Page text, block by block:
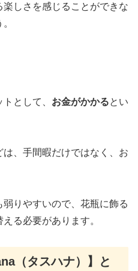
しさを感じることができな
として、 お金がかかるとい
、手間暇だけではなく、お
りやすいので、花瓶に飾る
る必要があります。
（タスハナ）】と